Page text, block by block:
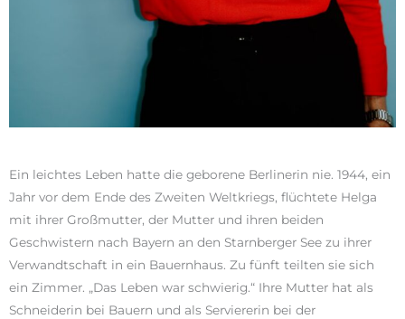
Ein leichtes Leben hatte die geborene Berlinerin nie. 1944, ein
Jahr vor dem Ende des Zweiten Weltkriegs, flüchtete Helga
mit ihrer Großmutter, der Mutter und ihren beiden
Geschwistern nach Bayern an den Starnberger See zu ihrer
Verwandtschaft in ein Bauernhaus. Zu fünft teilten sie sich
ein Zimmer. „Das Leben war schwierig.“ Ihre Mutter hat als
Schneiderin bei Bauern und als Serviererin bei der